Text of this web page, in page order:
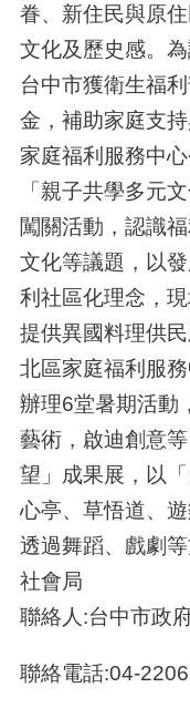
眷、新住民與原
文化及歷史感。
台中市獲衛生福
金，補助家庭支
家庭福利服務中
「親子共學多元
闖關活動，認識
文化等議題，以
利社區化理念，
提供異國料理供民
北區家庭福利服
辦理6堂暑期活動
藝術，啟迪創意
望」成果展，以
心亭、草悟道、
透過舞蹈、戲劇
社會局
聯絡人:台中市政
聯絡電話:04-